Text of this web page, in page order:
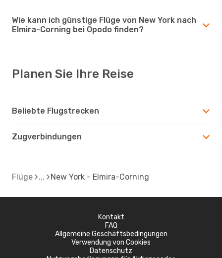
Wie kann ich günstige Flüge von New York nach
Elmira-Corning bei Opodo finden?
Planen Sie Ihre Reise
Beliebte Flugstrecken
Zugverbindungen
Flüge New York - Elmira-Corning
Kontakt
FAQ
Allgemeine Geschäftsbedingungen
Verwendung von Cookies
Datenschutz